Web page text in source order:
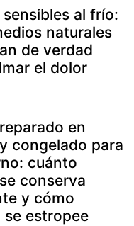
al frío:
naturales
de verdad
el dolor
en
congelado para
cuánto
conserva
y cómo
estropee